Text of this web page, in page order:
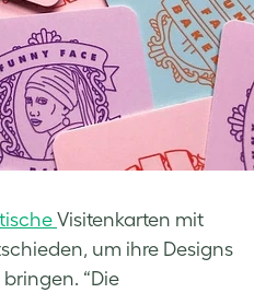
Visitenkarten mit
um ihre Designs
“Die